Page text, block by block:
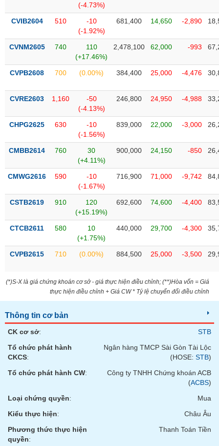
(-4.73%)
CVIB2604 510
-10
(-1.92%)
681,400 14,650 -2,890
CVNM2605 740
110
(+17.46%)
2,478,100 62,000 -993
CVPB2608 700 (0.00%) 384,400 25,000 -4,476
CVRE2603 1,160
-50
(-4.13%)
246,800 24,950 -4,988
CHPG2625 630
-10
(-1.56%)
839,000 22,000 -3,000
CMBB2614 760
30
(+4.11%)
900,000 24,150 -850
CMWG2616 590
-10
(-1.67%)
716,900 71,000 -9,742
CSTB2619 910
120
(+15.19%)
692,600 74,600 -4,400
CTCB2611 580
10
(+1.75%)
440,000 29,700 -4,300
CVPB2615 710 (0.00%) 884,500 25,000 -3,500
(*)S-X là giá chứng khoán cơ sở - giá thực hiện điều chỉnh; (**)Hòa vốn = Giá
thực hiện điều chỉnh + Giá CW * Tỷ lệ chuyển đổi điều chỉnh
Thông tin cơ bản
CK cơ sở:
STB
Tổ chức phát hành
CKCS:
Ngân hàng TMCP Sài Gòn Tài Lộc
(HOSE: STB)
Tổ chức phát hành CW:
Công ty TNHH Chứng khoán ACB
(ACBS)
Loại chứng quyền:
Mua
Kiểu thực hiện:
Châu Âu
Phương thức thực hiện
quyền:
Thanh Toán Tiền
TRUYỀN
THÔNG
TIỆN
ĐỘNG
SẢN
Mã
khoán
(-)
Tất cả Cổ phiếu Chỉ số Chứng chỉ quỹ Chứng
Lãnh
đạo
Tất cả Người nội bộ Người liên quan Cổ đông lớn
tức
(-)
Bài
viết
của
cáo
phân